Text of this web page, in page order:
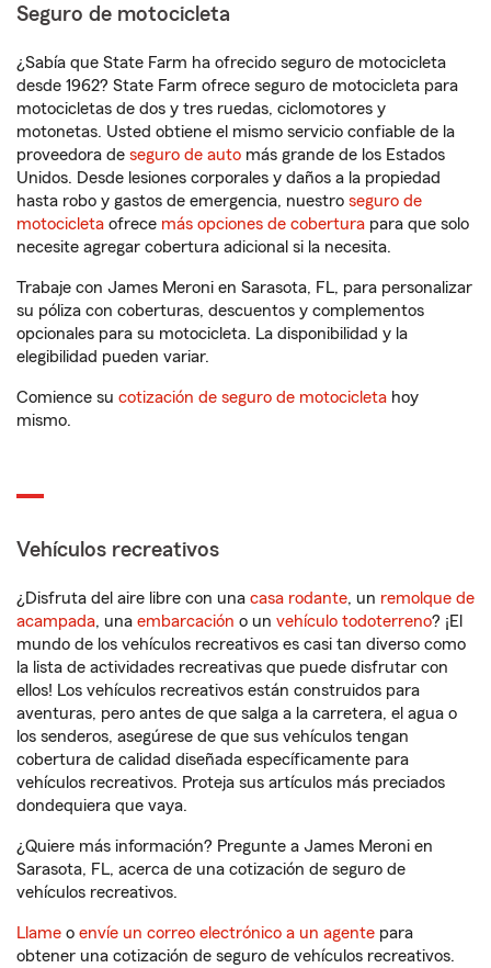
Seguro de motocicleta
¿Sabía que State Farm ha ofrecido seguro de motocicleta
desde 1962? State Farm ofrece seguro de motocicleta para
motocicletas de dos y tres ruedas, ciclomotores y
motonetas. Usted obtiene el mismo servicio confiable de la
proveedora de seguro de auto más grande de los Estados
Unidos. Desde lesiones corporales y daños a la propiedad
hasta robo y gastos de emergencia, nuestro seguro de
motocicleta ofrece más opciones de cobertura para que solo
necesite agregar cobertura adicional si la necesita.
Trabaje con James Meroni en Sarasota, FL, para personalizar
su póliza con coberturas, descuentos y complementos
opcionales para su motocicleta. La disponibilidad y la
elegibilidad pueden variar.
Comience su cotización de seguro de motocicleta hoy
mismo.
Vehículos recreativos
¿Disfruta del aire libre con una casa rodante, un remolque de
acampada, una embarcación o un vehículo todoterreno? ¡El
mundo de los vehículos recreativos es casi tan diverso como
la lista de actividades recreativas que puede disfrutar con
ellos! Los vehículos recreativos están construidos para
aventuras, pero antes de que salga a la carretera, el agua o
los senderos, asegúrese de que sus vehículos tengan
cobertura de calidad diseñada específicamente para
vehículos recreativos. Proteja sus artículos más preciados
dondequiera que vaya.
¿Quiere más información? Pregunte a James Meroni en
Sarasota, FL, acerca de una cotización de seguro de
vehículos recreativos.
Llame o envíe un correo electrónico a un agente para
obtener una cotización de seguro de vehículos recreativos.